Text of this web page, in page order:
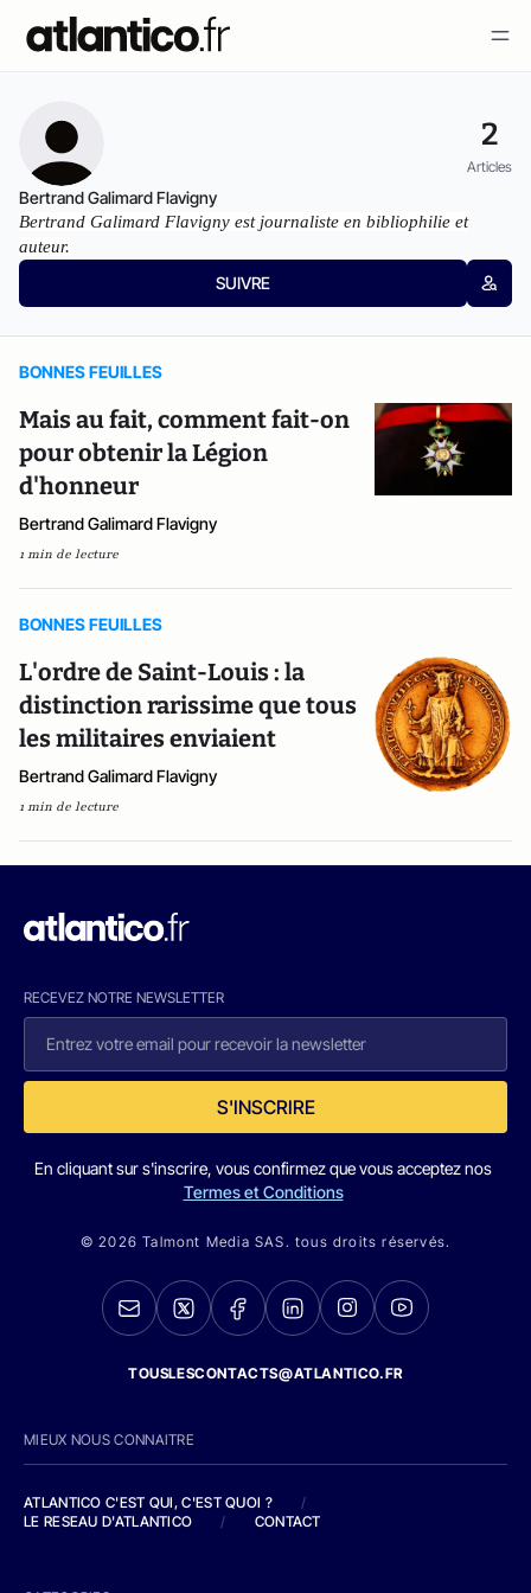
2
Articles
Bertrand Galimard Flavigny
Bertrand Galimard Flavigny est journaliste en bibliophilie et
auteur.
SUIVRE
BONNES FEUILLES
Mais au fait, comment fait-on
pour obtenir la Légion
d'honneur
Bertrand Galimard Flavigny
1 min de lecture
BONNES FEUILLES
L'ordre de Saint-Louis : la
distinction rarissime que tous
les militaires enviaient
Bertrand Galimard Flavigny
1 min de lecture
RECEVEZ NOTRE NEWSLETTER
S'INSCRIRE
En cliquant sur s'inscrire, vous confirmez que vous acceptez nos
Termes et Conditions
© 2026 Talmont Media SAS. tous droits réservés.
TOUSLESCONTACTS@ATLANTICO.FR
MIEUX NOUS CONNAITRE
ATLANTICO C'EST QUI, C'EST QUOI ?
/
LE RESEAU D'ATLANTICO
/ CONTACT